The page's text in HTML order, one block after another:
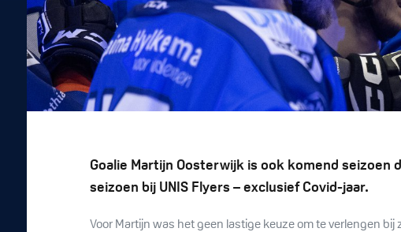
Goalie Martijn Oosterwijk is ook komend seizoen
seizoen bij UNIS Flyers – exclusief Covid-jaar.
Voor Martijn was het geen lastige keuze om te verlengen